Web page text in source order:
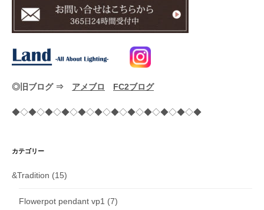
◎旧ブログ ⇒ アメブロ FC2ブログ
◆◇◆◇◆◇◆◇◆◇◆◇◆◇◆◇◆◇◆◇◆◇◆
カテゴリー
&Tradition (15)
Flowerpot pendant vp1 (7)